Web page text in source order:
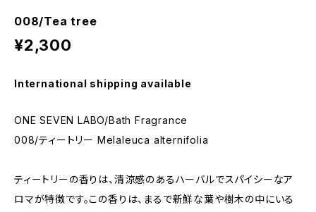
008/Tea tree
¥2,300
International shipping available
ONE SEVEN LABO/Bath Fragrance
008/ティートリー Melaleuca alternifolia
ティートリーの香りは、清涼感のあるハーバルでスパイシーなア
ロマが特徴です。この香りは、まるで新鮮な葉や樹木の中にいる